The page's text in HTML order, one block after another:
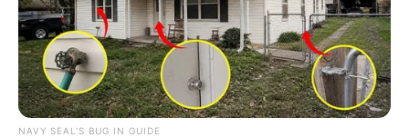
Tanggal Lahir:
7 Mei 1996
Tempat Lahir:
Shimla,Himachal Pradesh,India
Umur:
30 Tahun
Profesi:
Aktris
NAVY SEAL'S BUG IN GUIDE